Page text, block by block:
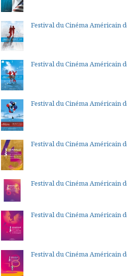
Festival du Cinéma Américain
Festival du Cinéma Américain
Festival du Cinéma Américain
Festival du Cinéma Américain
Festival du Cinéma Américain
Festival du Cinéma Américain
Festival du Cinéma Américain